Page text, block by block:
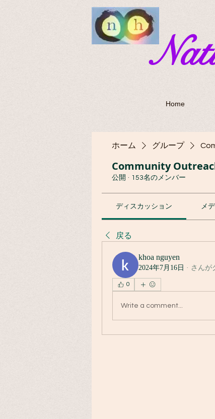
Home
ホーム グループ
Community
公開 · 153名のメンバー
ディスカッション メ
戻る
khoa nguyen
2024年7月16日 · さんが
0
Write a comment...